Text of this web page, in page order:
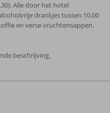
Alle door het hotel
drankjes tussen 10.00
en verse vruchtensappen.
beschrijving.